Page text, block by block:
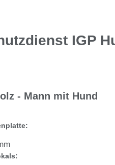
IGP
- Mann mit Hund